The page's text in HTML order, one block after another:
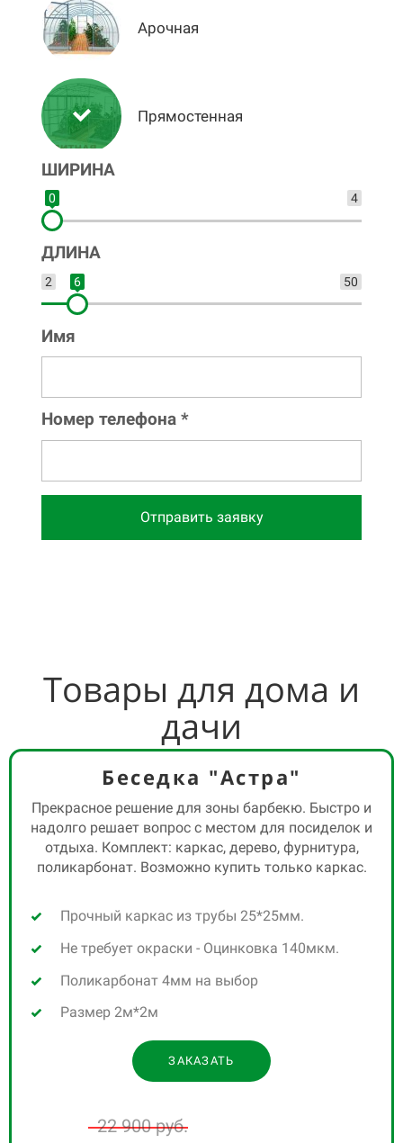
Арочная
Прямостенная
ШИРИНА
4
0
ДЛИНА
2 50
6
Имя
Номер телефона *
Отправить заявку
Товары для дома и
дачи
Беседка "Астра"
Прекрасное решение для зоны барбекю. Быстро и
надолго решает вопрос с местом для посиделок и
отдыха. Комплект: каркас, дерево, фурнитура,
поликарбонат. Возможно купить только каркас.
Прочный каркас из трубы 25*25мм.
Не требует окраски - Оцинковка 140мкм.
Поликарбонат 4мм на выбор
Размер 2м*2м
ЗАКАЗАТЬ
22 900 руб.
00